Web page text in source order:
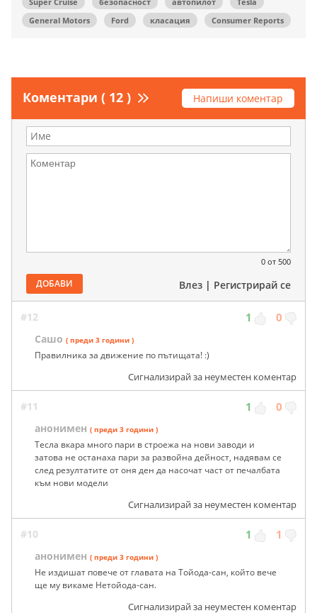
General Motors
Ford класация Consumer Reports
Коментари ( 12 ) Напиши коментар
0 от 500
ДОБАВИ Влез | Регистрирай се
#12 1 0
Сашо ( преди 3 години )
Правилника за движение по пътищата! :)
Сигнализирай за неуместен коментар
#11 1 0
анонимен ( преди 3 години )
Тесла вкара много пари в строежа на нови заводи и
затова не останаха пари за развойна дейност, надявам се
след резултатите от оня ден да насочат част от печалбата
към нови модели
Сигнализирай за неуместен коментар
#10 1 1
анонимен ( преди 3 години )
Не издишат повече от главата на Тойода-сан, който вече
ще му викаме Нетойода-сан.
Сигнализирай за неуместен коментар